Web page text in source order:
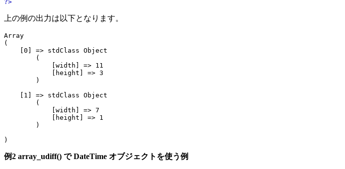
?>
上の例の出力は以下となります。
Array
(
    [0] => stdClass Object
        (
            [width] => 11
            [height] => 3
        )
    [1] => stdClass Object
        (
            [width] => 7
            [height] => 1
        )
例2 array_udiff() で DateTime オブジェクトを使う例